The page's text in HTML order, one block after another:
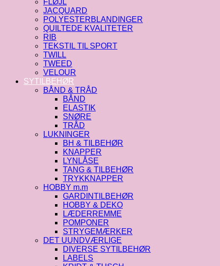
FLØJL
JACQUARD
POLYESTERBLANDINGER
QUILTEDE KVALITETER
RIB
TEKSTIL TIL SPORT
TWILL
TWEED
VELOUR
SYTILBEHØR
BÅND & TRÅD
BÅND
ELASTIK
SNØRE
TRÅD
LUKNINGER
BH & TILBEHØR
KNAPPER
LYNLÅSE
TANG & TILBEHØR
TRYKKNAPPER
HOBBY m.m
GARDINTILBEHØR
HOBBY & DEKO
LÆDERREMME
POMPONER
STRYGEMÆRKER
DET UUNDVÆRLIGE
DIVERSE SYTILBEHØR
LABELS